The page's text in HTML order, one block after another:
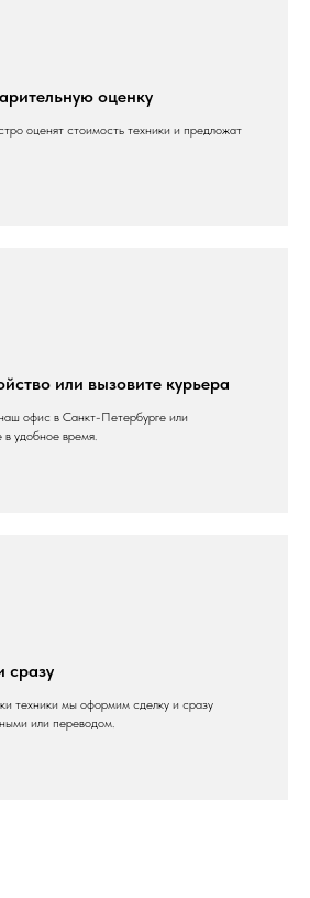
оценку
оценят стоимость техники и предложат
или вызовите курьера
офис в Санкт-Петербурге или
в удобное время.
сразу
техники мы оформим сделку и сразу
или переводом.